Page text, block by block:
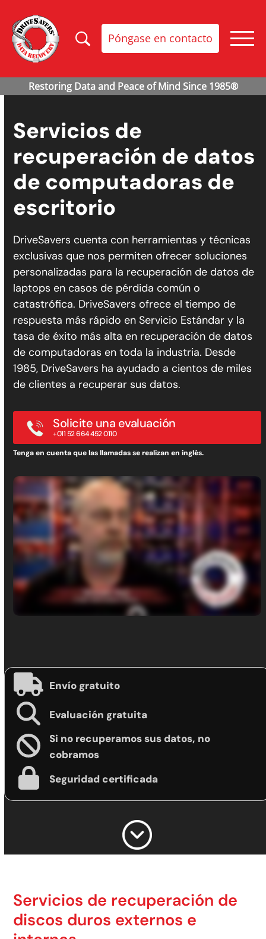
Póngase en contacto
Servicios de
recuperación de datos
de computadoras de
escritorio
DriveSavers cuenta con herramientas y técnicas
exclusivas que nos permiten ofrecer soluciones
personalizadas para la recuperación de datos de
laptops en casos de pérdida común o
catastrófica. DriveSavers ofrece el tiempo de
respuesta más rápido en Servicio Estándar y la
tasa de éxito más alta en recuperación de datos
de computadoras en toda la industria. Desde
1985, DriveSavers ha ayudado a cientos de miles
de clientes a recuperar sus datos.
Solicite una evaluación
+011 52 664 452 0110
Tenga en cuenta que las llamadas se realizan en inglés.
Envío gratuito
Evaluación gratuita
Si no recuperamos sus datos, no
cobramos
Seguridad certificada
Servicios de recuperación de
discos duros externos e